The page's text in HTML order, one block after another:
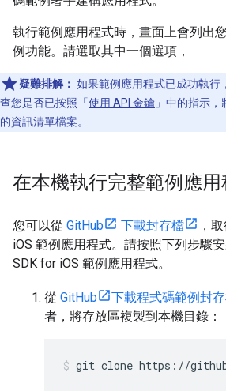
執行範例應用程式時，畫面上會列出
例功能。請選取其中一個選項，
疑難排解： 如果範例應用程式已成功執行
查您是否已按照「 使用 API 金鑰 」中的指示
的資訊清單檔案。
在本機執行完整範例應用
您可以從 GitHub 下載封存檔
，
iOS 範例應用程式。請按照下列步驟
SDK for iOS 範例應用程式。
從 GitHub 下載程式碼範例封
者，將存放區複製到本機目錄：
git clone https://